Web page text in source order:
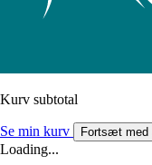
Kurv subtotal
Se min kurv Fortsæt med
Loading...